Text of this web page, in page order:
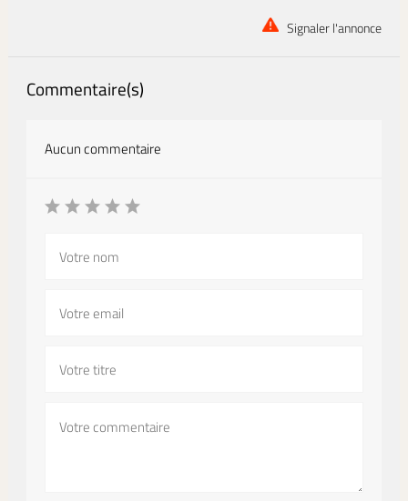
Signaler l'annonce
Commentaire(s)
Aucun commentaire